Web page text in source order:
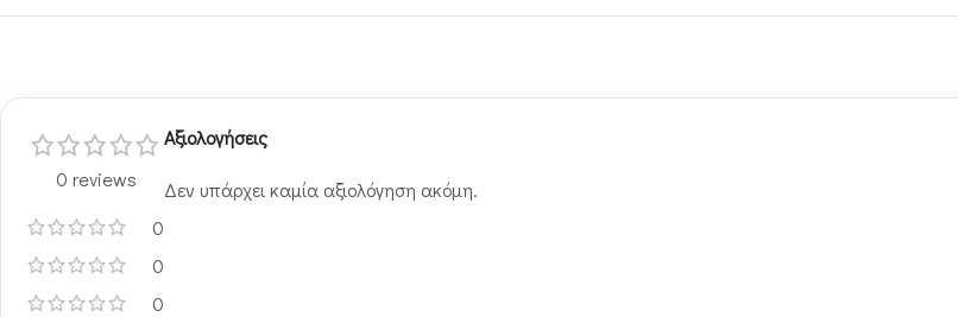
0 reviews
0
0
0
Αξιολογήσεις
Δεν υπάρχει καμία αξιολόγηση ακόμη.